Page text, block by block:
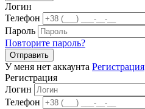
Логин
Телефон
Пароль
Повторите пароль?
Отправить
У меня нет аккаунта Регистрация
Регистрация
Логин
Телефон